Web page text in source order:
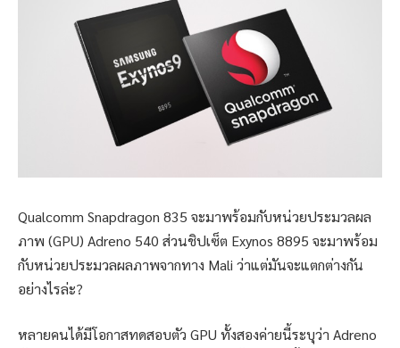
Qualcomm Snapdragon 835 จะมาพร้อมกับหน่วยประมวลผล
ภาพ (GPU) Adreno 540 ส่วนชิปเซ็ต Exynos 8895 จะมาพร้อม
กับหน่วยประมวลผลภาพจากทาง Mali ว่าแต่มันจะแตกต่างกัน
อย่างไรล่ะ?
หลายคนได้มีโอกาสทดสอบตัว GPU ทั้งสองค่ายนี้ระบุว่า Adreno